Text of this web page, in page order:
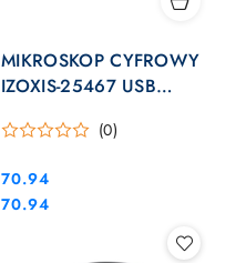
MIKROSKOP CYFROWY
IZOXIS-25467 USB
(0)
Cena:
70.94
Cena:
70.94